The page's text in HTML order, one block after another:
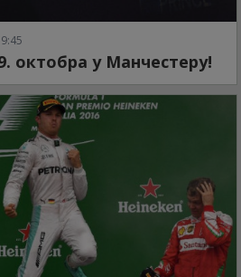
октобра у Манчестеру!